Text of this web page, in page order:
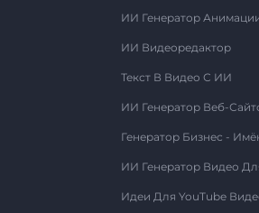
ИИ Генератор
ИИ Видеоредактор
Текст В Видео С ИИ
ИИ Генератор Веб-
Генератор Бизнес -
ИИ Генератор Видео
Идеи Для YouTube